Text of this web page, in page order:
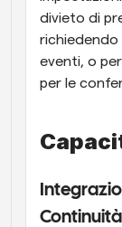
divieto di
richiedendo
eventi, o
per le